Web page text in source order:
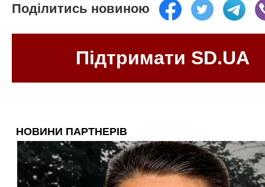
Поділитись новиною
Підтримати SD.UA